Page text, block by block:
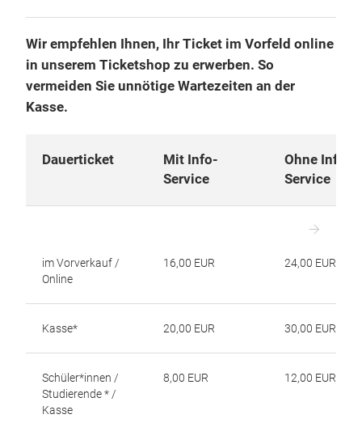
Wir empfehlen Ihnen, Ihr Ticket im Vorfeld online
in unserem Ticketshop zu erwerben. So
vermeiden Sie unnötige Wartezeiten an der
Kasse.
Dauerticket
Mit Info-
Service
Ohne Info-
Service
im Vorverkauf /
Online
16,00 EUR 24,00 EUR
Kasse* 20,00 EUR 30,00 EUR
Schüler*innen /
Studierende * /
Kasse
8,00 EUR 12,00 EUR